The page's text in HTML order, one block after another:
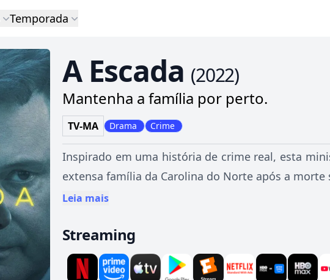
Temporada
A Escada (2022)
Mantenha a família por perto.
TV-MA Drama Crime
Inspirado em uma história de crime real, esta
extensa família da Carolina do Norte após a morte
Leia mais
Streaming